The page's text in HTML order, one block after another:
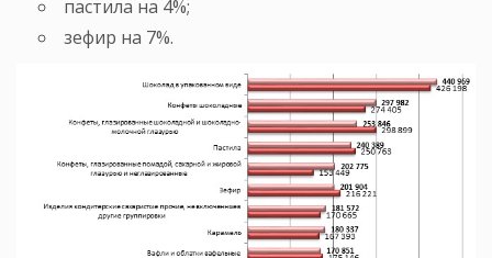
пастила на 4%;
зефир на 7%.